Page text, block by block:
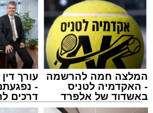
שבהם לומדים מאות בחורי
חופשת הקיץ.
במופע ששולב עם מלווה מלכה
במה אחת אמן הרגש בנצי שטיין,
יצחק בן ארזה והזמר החסידי שמוליק
תזמורת מורחבת בניצוחו של
המלצה חמה להרשמה
- האקדמיה לטניס
באשדוד של אלפרד
קריאולנסקי - לילדים
עורך
-
דרכים
שמגיע